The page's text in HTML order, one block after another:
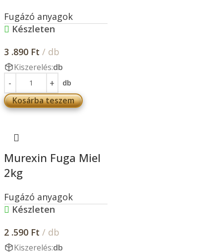
Fugázó anyagok
Készleten
3 .890 Ft / db
Kiszerelés:db
db
Kosárba teszem
Murexin Fuga Miel
2kg
Fugázó anyagok
Készleten
2 .590 Ft / db
Kiszerelés:db